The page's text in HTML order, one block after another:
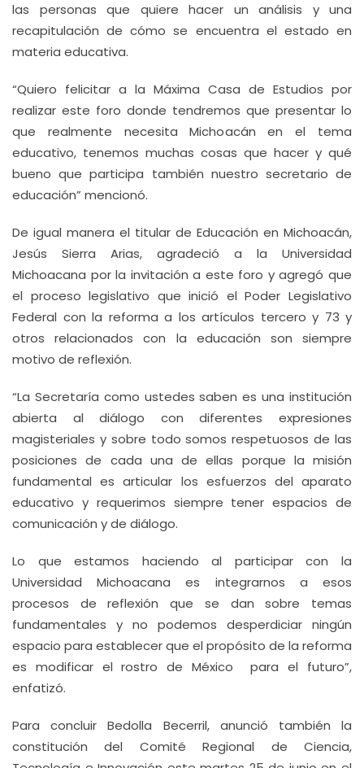
las personas que quiere hacer un análisis y una
recapitulación de cómo se encuentra el estado en
materia educativa.
“Quiero felicitar a la Máxima Casa de Estudios por
realizar este foro donde tendremos que presentar lo
que realmente necesita Michoacán en el tema
educativo, tenemos muchas cosas que hacer y qué
bueno que participa también nuestro secretario de
educación” mencionó.
De igual manera el titular de Educación en Michoacán,
Jesús Sierra Arias, agradeció a la Universidad
Michoacana por la invitación a este foro y agregó que
el proceso legislativo que inició el Poder Legislativo
Federal con la reforma a los artículos tercero y 73 y
otros relacionados con la educación son siempre
motivo de reflexión.
“La Secretaría como ustedes saben es una institución
abierta al diálogo con diferentes expresiones
magisteriales y sobre todo somos respetuosos de las
posiciones de cada una de ellas porque la misión
fundamental es articular los esfuerzos del aparato
educativo y requerimos siempre tener espacios de
comunicación y de diálogo.
Lo que estamos haciendo al participar con la
Universidad Michoacana es integrarnos a esos
procesos de reflexión que se dan sobre temas
fundamentales y no podemos desperdiciar ningún
espacio para establecer que el propósito de la reforma
es modificar el rostro de México para el futuro”,
enfatizó.
Para concluir Bedolla Becerril, anunció también la
constitución del Comité Regional de Ciencia,